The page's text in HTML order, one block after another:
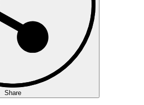
Share